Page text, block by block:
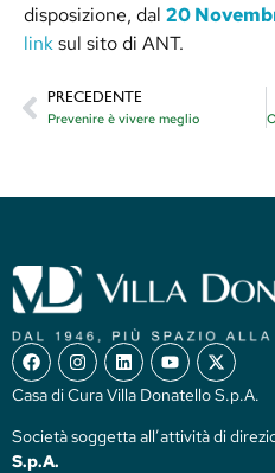
disposizione, dal 20
linksul sito di ANT.
PRECEDENTE
Prevenire è vivere meglio
Casa di Cura Villa Donatello S.p.A.
Società soggetta all’attività di
S.p.A.